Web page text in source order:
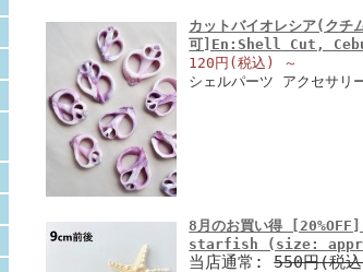
カットバイオレシア(ク
可]En:Shell Cut,
120円(税込)
～
シェルパーツ アクセサリ
8月のお買い得
starfish (size:
当店通常:550円(税